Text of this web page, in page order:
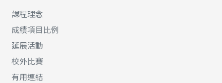
課程理念
成績項目比例
延展活動
校外比賽
有用連結